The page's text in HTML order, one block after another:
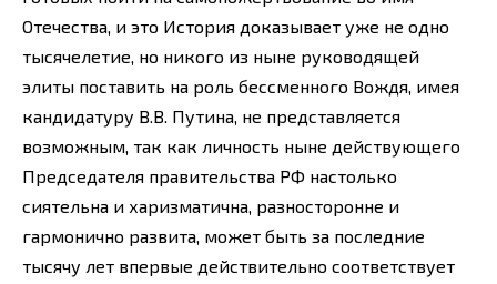
Отечества, и это История доказывает уже не одно
тысячелетие, но никого из ныне руководящей
элиты поставить на роль бессменного Вождя, имея
кандидатуру В.В. Путина, не представляется
возможным, так как личность ныне действующего
Председателя правительства РФ настолько
сиятельна и харизматична, разносторонне и
гармонично развита, может быть за последние
тысячу лет впервые действительно соответствует